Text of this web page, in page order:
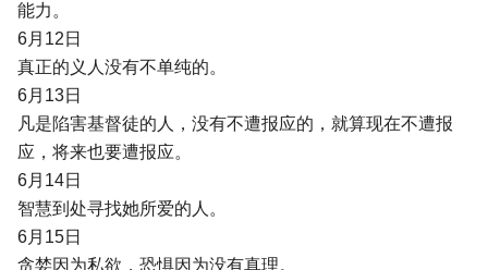
能力。
6月12日
真正的义人没有不单纯的。
6月13日
凡是陷害基督徒的人，没有不遭报应的，就算现在不遭报
应，将来也要遭报应。
6月14日
智慧到处寻找她所爱的人。
6月15日
贪婪因为私欲，恐惧因为没有真理。